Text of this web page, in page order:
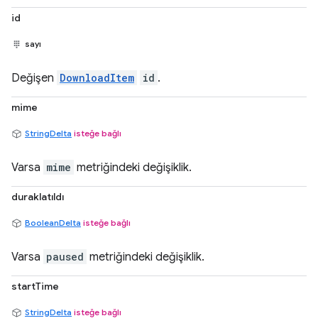
id
sayı
Değişen DownloadItem id .
mime
StringDelta isteğe bağlı
Varsa mime metriğindeki değişiklik.
duraklatıldı
BooleanDelta isteğe bağlı
Varsa paused metriğindeki değişiklik.
startTime
StringDelta isteğe bağlı